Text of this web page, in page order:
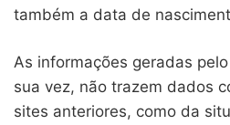
também a data de
As informações geradas
sua vez, não trazem dados
sites anteriores, como da